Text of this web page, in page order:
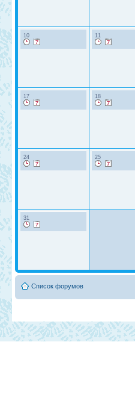
10 11
17 18
24 25
31
Список форумов